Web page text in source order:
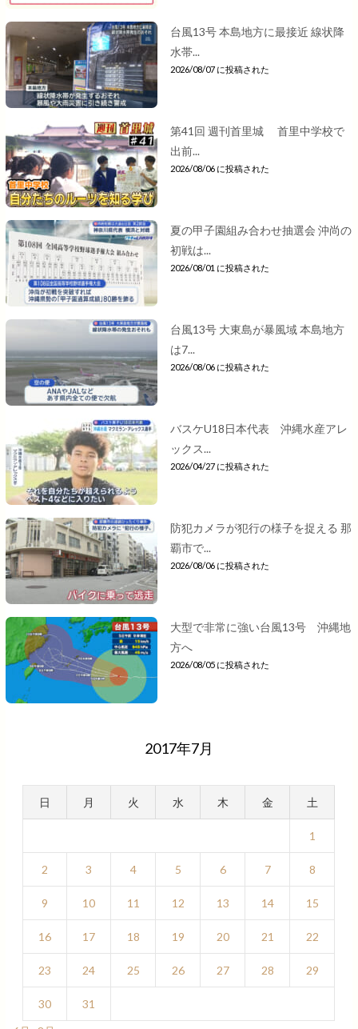
台風13号 本島地方に最接近 線状降
水帯...
2026/08/07 に投稿された
第41回 週刊首里城 首里中学校で
出前...
2026/08/06 に投稿された
夏の甲子園組み合わせ抽選会 沖尚の
初戦は...
2026/08/01 に投稿された
台風13号 大東島が暴風域 本島地方
は7...
2026/08/06 に投稿された
バスケU18日本代表 沖縄水産アレ
ックス...
2026/04/27 に投稿された
防犯カメラが犯行の様子を捉える 那
覇市で...
2026/08/06 に投稿された
大型で非常に強い台風13号 沖縄地
方へ
2026/08/05 に投稿された
2017年7月
日 月 火 水 木 金 土
1
2 3 4 5 6 7 8
9 10 11 12 13 14 15
16 17 18 19 20 21 22
23 24 25 26 27 28 29
30
31